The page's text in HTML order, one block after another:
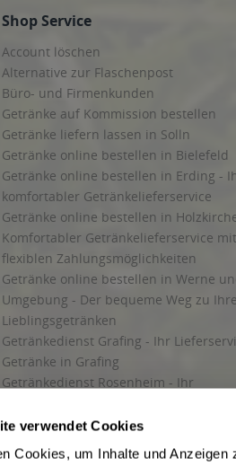
verwendet Cookies
Cookies, um Inhalte und
Shop Service
Account löschen
Alternative zur Flaschenpost
Büro- und Firmenkunden
Getränke auf Kommission bestellen
Getränke liefern lassen in Solln
Getränke online bestellen in Bielefeld
Getränke online bestellen in Erding -
komfortabler Getränkelieferservice
Getränke online bestellen in
Komfortabler Getränkelieferservice mit
flexiblen Zahlungsmöglichkeiten
Getränke online bestellen in Werne
Umgebung - Der bequeme Weg zu
Lieblingsgetränken
Getränkedienst Grafing - Ihr
Getränke in Grafing
Getränkedienst Rosenheim - Ihr
und Umgebung
Getränkelieferung in Starnberg